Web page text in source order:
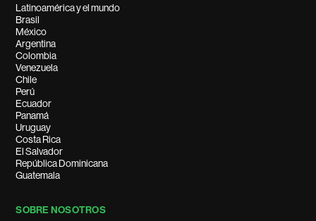
Latinoamérica y el mundo
Brasil
México
Argentina
Colombia
Venezuela
Chile
Perú
Ecuador
Panamá
Uruguay
Costa Rica
El Salvador
República Dominicana
Guatemala
SOBRE NOSOTROS